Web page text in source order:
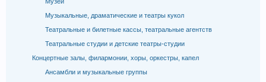
Музыкальные, драматические и театры кукол
Театральные и билетные кассы, театральные агентств
Театральные студии и детские театры-студии
Концертные залы, филармонии, хоры, оркестры, капел
Ансамбли и музыкальные группы